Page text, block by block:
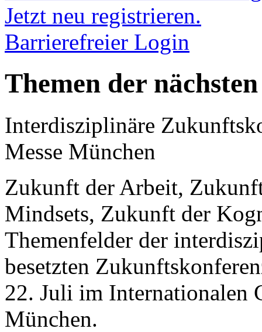
Jetzt neu registrieren.
Barrierefreier Login
Themen der
Interdisziplinäre
Messe München
Zukunft der Arbeit,
Mindsets, Zukunft der
Themenfelder der
besetzten
22. Juli im Internationalen
München.